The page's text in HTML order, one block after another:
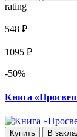
rating
548 ₽
1095 ₽
-50%
Книга
Купить В